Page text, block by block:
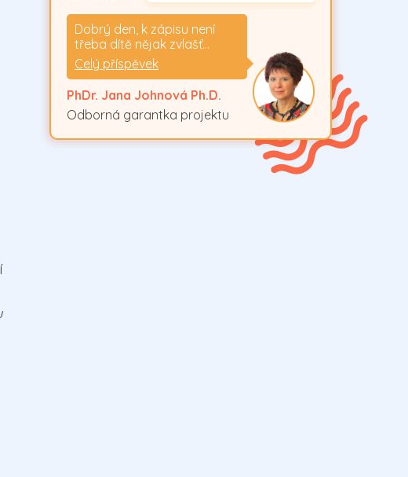
Dobrý den, k zápisu není
třeba dítě nějak zvlašť…
Celý příspěvek
PhDr. Jana Johnová Ph.D.
Odborná garantka projektu